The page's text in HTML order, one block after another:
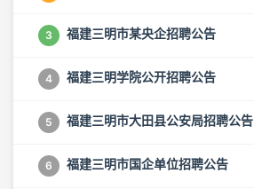
3 福建三明市某央企招聘公告
4 福建三明学院公开招聘公告
5 福建三明市大田县公安局招聘公告
6 福建三明市国企单位招聘公告